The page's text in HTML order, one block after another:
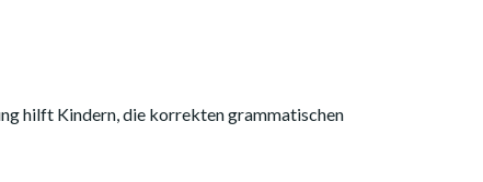
hilft Kindern, die korrekten grammatischen